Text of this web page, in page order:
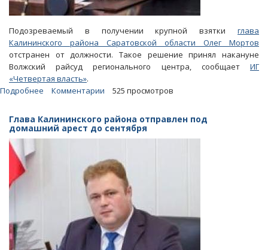
Подозреваемый в получении крупной взятки глава
Калининского района Саратовской области Олег Мортов
отстранен от должности. Такое решение принял накануне
Волжский райсуд регионального центра, сообщает ИГ
«Четвертая власть».
Подробнее
коррупции
главу
отстранили
Комментарии 525 просмотров
Глава Калининского района отправлен под
домашний арест до сентября